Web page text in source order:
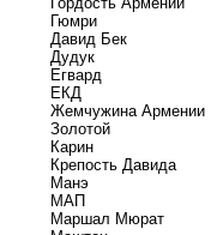
Гюмри
Давид Бек
Дудук
Егвард
ЕКД
Жемчужина Армении
Золотой
Карин
Крепость Давида
Манэ
МАП
Маршал Мюрат